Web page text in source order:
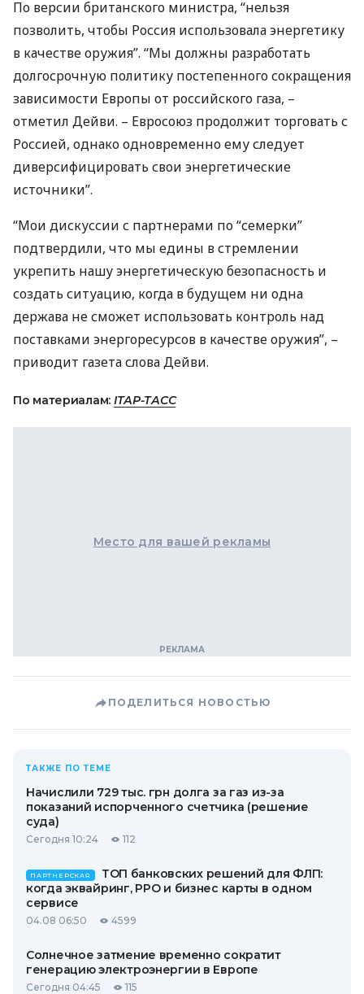
По версии британского министра, “нельзя
позволить, чтобы Россия использовала энергетику
в качестве оружия”. “Мы должны разработать
долгосрочную политику постепенного сокращения
зависимости Европы от российского газа, –
отметил Дейви. – Евросоюз продолжит торговать с
Россией, однако одновременно ему следует
диверсифицировать свои энергетические
источники”.
“Мои дискуссии с партнерами по “семерки”
подтвердили, что мы едины в стремлении
укрепить нашу энергетическую безопасность и
создать ситуацию, когда в будущем ни одна
держава не сможет использовать контроль над
поставками энергоресурсов в качестве оружия”, –
приводит газета слова Дейви.
По материалам: ІТАР-ТАСС
Место для вашей рекламы
ПОДЕЛИТЬСЯ НОВОСТЬЮ
ТАКЖЕ ПО ТЕМЕ
Начислили 729 тыс. грн долга за газ из-за
показаний испорченного счетчика (решение
суда)
Сегодня 10:24 112
ПАРТНЕРСКАЯ
ТОП банковских решений для ФЛП:
когда эквайринг, РРО и бизнес карты в одном
сервисе
04.08 06:50 4599
Солнечное затмение временно сократит
генерацию электроэнергии в Европе
Сегодня 04:45 115